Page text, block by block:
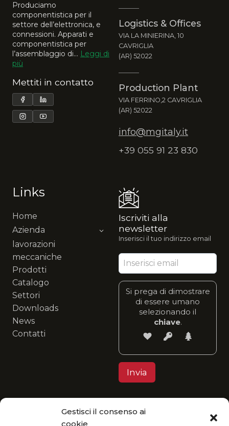
Gestisci il consenso ai
cookie
Produciamo
componentistica per il
settore dell’elettronica, e
connessioni. Apparati e
componentistica per
l’assemblaggio di... Leggi di
più
Mettiti in contatto
Logistics & Offices
VIA LA MINIERINA, 10
CAVRIGLIA
(AR) 52022
Production Plant
VIA FERRINO,2 CAVRIGLIA
(AR) 52022
info@mgitaly.it
+39 055 91 23 830
Links
Home
Azienda
lavorazioni
meccaniche
Prodotti
Catalogo
Settori
Downloads
News
Contatti
Iscriviti alla
newsletter
Inserisci il tuo indirizzo email
Si prega di dimostrare
di essere umano
selezionando il
chiave.